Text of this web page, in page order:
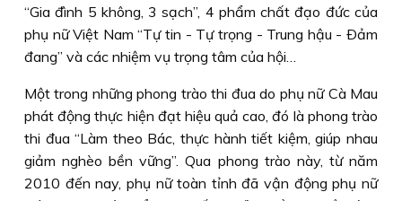
“Gia đình 5 không, 3 sạch”, 4 phẩm chất đạo đức của
phụ nữ Việt Nam “Tự tin - Tự trọng - Trung hậu - Ðảm
đang” và các nhiệm vụ trọng tâm của hội…
Một trong những phong trào thi đua do phụ nữ Cà Mau
phát động thực hiện đạt hiệu quả cao, đó là phong trào
thi đua “Làm theo Bác, thực hành tiết kiệm, giúp nhau
giảm nghèo bền vững”. Qua phong trào này, từ năm
2010 đến nay, phụ nữ toàn tỉnh đã vận động phụ nữ